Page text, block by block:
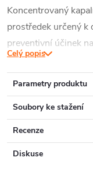
Koncentrovaný
prostředek určený k
preventivní účinek
hmyzu(např.
(např. dřevomorka
Tento přípravek je
pro venkovní i
Celý popis
Parametry produktu
Soubory ke stažení
Recenze
Diskuse